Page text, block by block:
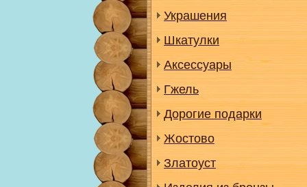
Украшения
Шкатулки
Аксессуары
Гжель
Дорогие подарки
Жостово
Златоуст